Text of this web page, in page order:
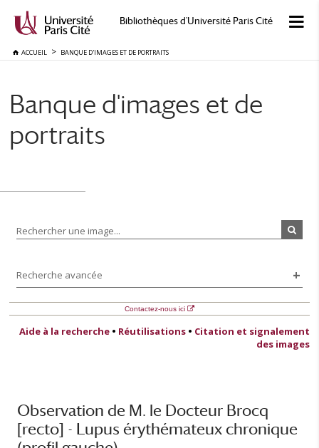
Bibliothèques d'Université Paris Cité
ACCUEIL BANQUE D'IMAGES ET DE PORTRAITS
Banque d'images et de
portraits
Rechercher une image...
Recherche avancée
Contactez-nous ici
Aide à la recherche • Réutilisations • Citation et signalement
des images
Observation de M. le Docteur Brocq
[recto] - Lupus érythémateux chronique